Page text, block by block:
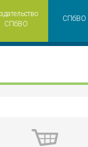
СПбВО
СПбВО